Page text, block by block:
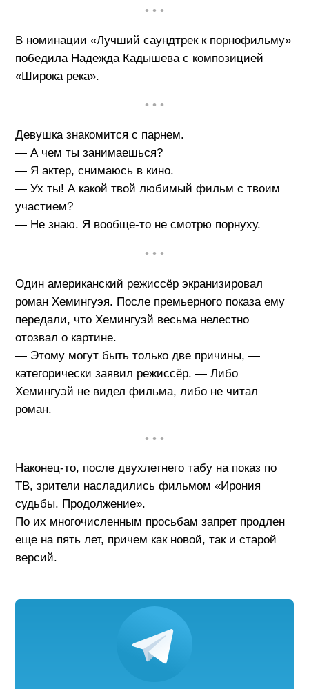
• • •
В номинации «Лучший саундтрек к порнофильму»
победила Надежда Кадышева с композицией
«Широка река».
• • •
Девушка знакомится с парнем.
— А чем ты занимаешься?
— Я актер, снимаюсь в кино.
— Ух ты! А какой твой любимый фильм с твоим
участием?
— Не знаю. Я вообще-то не смотрю порнуху.
• • •
Один американский режиссёр экранизировал
роман Хемингуэя. После премьерного показа ему
передали, что Хемингуэй весьма нелестно
отозвал о картине.
— Этому могут быть только две причины, —
категорически заявил режиссёр. — Либо
Хемингуэй не видел фильма, либо не читал
роман.
• • •
Наконец-то, после двухлетнего табу на показ по
ТВ, зрители насладились фильмом «Ирония
судьбы. Продолжение».
По их многочисленным просьбам запрет продлен
еще на пять лет, причем как новой, так и старой
версий.